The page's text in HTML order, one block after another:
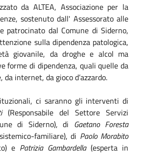
da ALTEA, Associazione per la
sostenuto dall' Assessorato alle
patrocinato dal Comune di Siderno,
sulla dipendenza patologica,
giovanile, da droghe e alcol ma
forme di dipendenza, quali quelle da
da internet, da gioco d’azzardo.
ci saranno gli interventi di
(Responsabile del Settore Servizi
di Siderno), di Gaetano Foresta
familiare), di Paolo Morabito
e Patrizia Gambardella(esperta in